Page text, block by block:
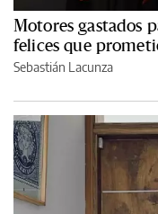
Motores gastados
felices que
Sebastián Lacunza